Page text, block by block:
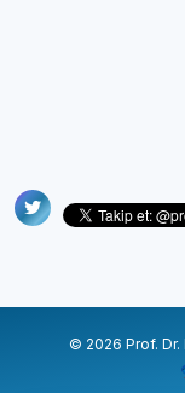
© 2026 Prof. Dr.